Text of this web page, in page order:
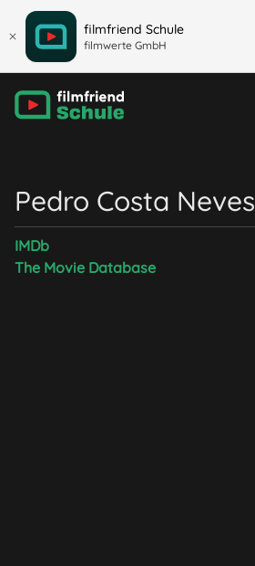
filmfriend Schule
filmwerte GmbH
Pedro Costa Neves
IMDb
The Movie Database